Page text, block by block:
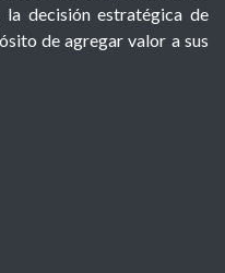
decisión estratégica de
de agregar valor a sus